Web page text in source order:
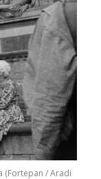
(Fortepan / Aradi